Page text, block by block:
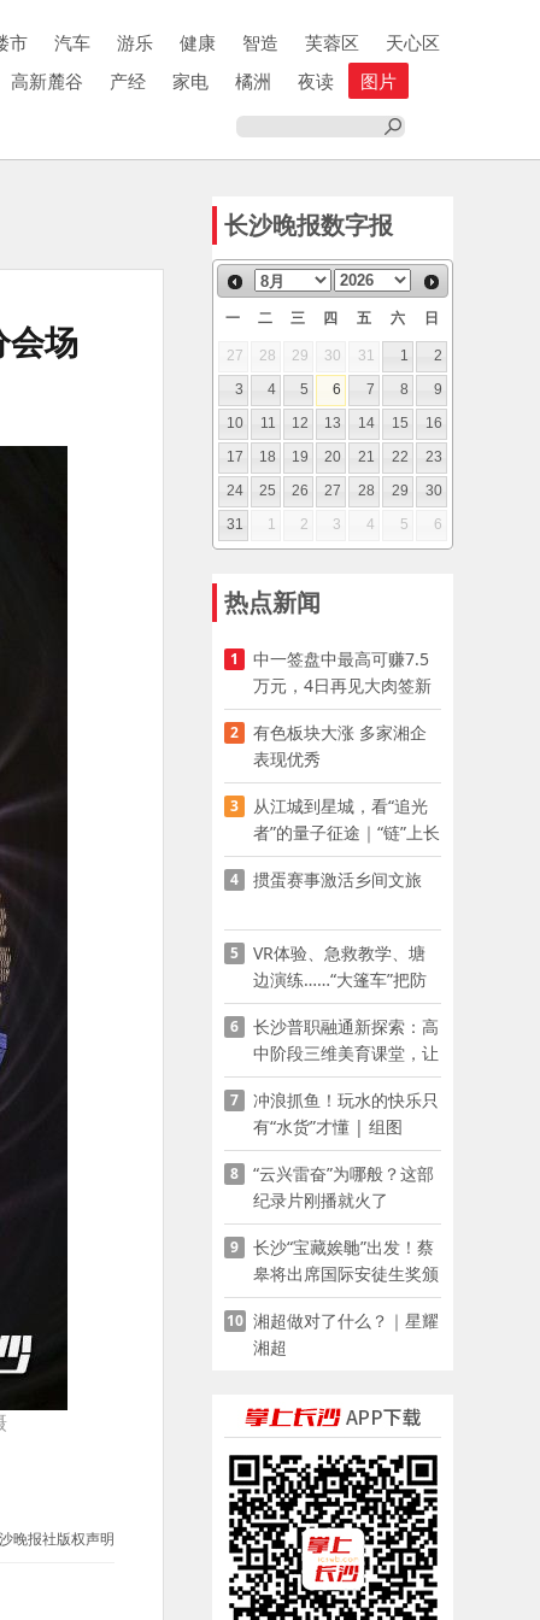
市 汽车 游乐 健康 智造 芙蓉区
天心区
高新麓谷
产经 家电 橘洲 夜读 图片
会场
晚报社版权声明
长沙晚报数字报
一 二 三 四 五 六 日
27 28 29 30 31 1
2
3
4 5 6 7 8
9
10
11 12 13 14 15
16
17
18 19 20 21 22
23
24
25 26 27 28 29
30
31
1 2 3 4 5 6
热点新闻
1
中一签盘中最高可赚7.5
万元，4日再见大肉签新
股
2
有色板块大涨 多家湘企
表现优秀
3
从江城到星城，看“追光
者”的量子征途｜“链”上长
沙 “才”够硬核
4 掼蛋赛事激活乡间文旅
5
VR体验、急救教学、塘
边演练……“大篷车”把防
溺水课堂搬到乡村青少年
家门口
6
长沙普职融通新探索：高
中阶段三维美育课堂，让
少年向美而生
7
冲浪抓鱼！玩水的快乐只
有“水货”才懂 | 组图
8
“云兴雷奋”为哪般？这部
纪录片刚播就火了
9
长沙“宝藏娭毑”出发！蔡
皋将出席国际安徒生奖颁
奖典礼并领奖
10 湘超做对了什么？｜星耀
湘超